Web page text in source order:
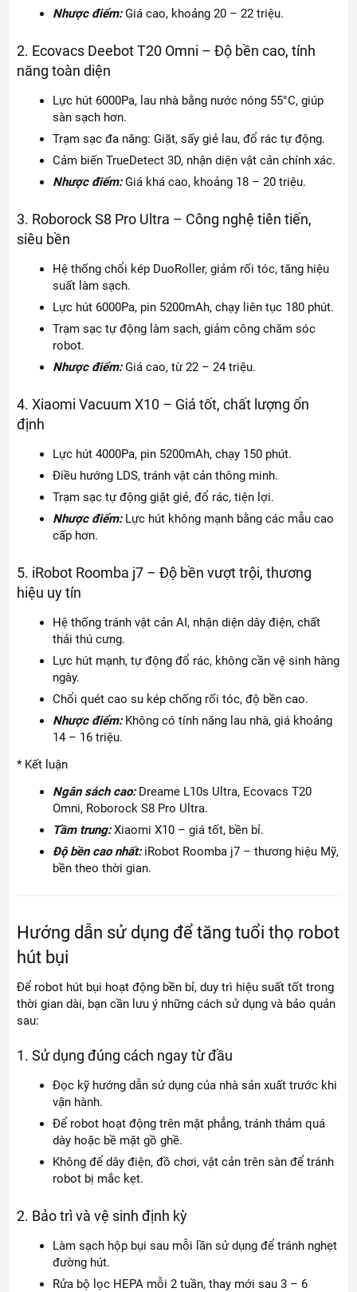
Nhược điểm:Giá cao, khoảng 20 – 22 triệu.
2. Ecovacs Deebot T20 Omni – Độ bền cao, tính
năng toàn diện
Lực hút 6000Pa, lau nhà bằng nước nóng 55°C, giúp
sàn sạch hơn.
Trạm sạc đa năng: Giặt, sấy giẻ lau, đổ rác tự động.
Cảm biến TrueDetect 3D, nhận diện vật cản chính xác.
Nhược điểm:Giá khá cao, khoảng 18 – 20 triệu.
3. Roborock S8 Pro Ultra – Công nghệ tiên tiến,
siêu bền
Hệ thống chổi kép DuoRoller, giảm rối tóc, tăng hiệu
suất làm sạch.
Lực hút 6000Pa, pin 5200mAh, chạy liên tục 180 phút.
Trạm sạc tự động làm sạch, giảm công chăm sóc
robot.
Nhược điểm:Giá cao, từ 22 – 24 triệu.
4. Xiaomi Vacuum X10 – Giá tốt, chất lượng ổn
định
Lực hút 4000Pa, pin 5200mAh, chạy 150 phút.
Điều hướng LDS, tránh vật cản thông minh.
Trạm sạc tự động giặt giẻ, đổ rác, tiện lợi.
Nhược điểm:Lực hút không mạnh bằng các mẫu cao
cấp hơn.
5. iRobot Roomba j7 – Độ bền vượt trội, thương
hiệu uy tín
Hệ thống tránh vật cản AI, nhận diện dây điện, chất
thải thú cưng.
Lực hút mạnh, tự động đổ rác, không cần vệ sinh hàng
ngày.
Chổi quét cao su kép chống rối tóc, độ bền cao.
Nhược điểm: Không có tính năng lau nhà, giá khoảng
14 – 16 triệu.
* Kết luận
Ngân sách cao:Dreame L10s Ultra, Ecovacs T20
Omni, Roborock S8 Pro Ultra.
Tầm trung:Xiaomi X10 – giá tốt, bền bỉ.
Độ bền cao nhất:iRobot Roomba j7 – thương hiệu Mỹ,
bền theo thời gian.
Hướng dẫn sử dụng để tăng tuổi thọ robot
hút bụi
Để robot hút bụi hoạt động bền bỉ, duy trì hiệu suất tốt trong
thời gian dài, bạn cần lưu ý những cách sử dụng và bảo quản
sau:
1. Sử dụng đúng cách ngay từ đầu
Đọc kỹ hướng dẫn sử dụng của nhà sản xuất trước khi
vận hành.
Để robot hoạt động trên mặt phẳng, tránh thảm quá
dày hoặc bề mặt gồ ghề.
Không để dây điện, đồ chơi, vật cản trên sàn để tránh
robot bị mắc kẹt.
2. Bảo trì và vệ sinh định kỳ
Làm sạch hộp bụi sau mỗi lần sử dụng để tránh nghẹt
đường hút.
Rửa bộ lọc HEPA mỗi 2 tuần, thay mới sau 3 – 6